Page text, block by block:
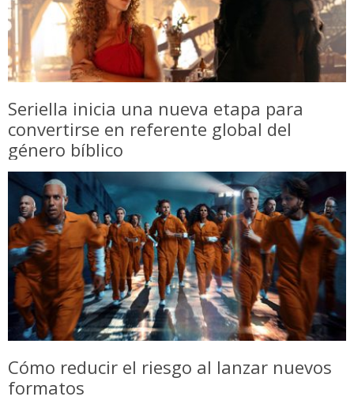
Seriella inicia una nueva etapa para
convertirse en referente global del
género bíblico
Cómo reducir el riesgo al lanzar nuevos
formatos